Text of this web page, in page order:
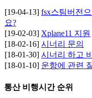
[19-04-13] fsx스팀버전
요?
[19-02-03] Xplane11 지원
[18-02-16] 시너리 문의
[18-01-30] 시너리 하고
[18-01-10] 운항에 관련
통산 비행시간 순위